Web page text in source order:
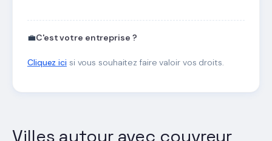
💼C'est votre entreprise ?
Cliquez icisi vous souhaitez faire valoir vos droits.
Villes autour avec couvreur